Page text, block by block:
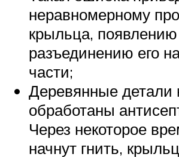
неравномерному
крыльца,
разъединению его
части;
Деревянные детали
обработаны
Через некоторое
начнут гнить,